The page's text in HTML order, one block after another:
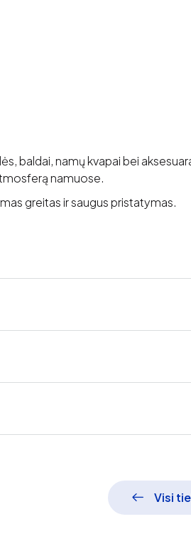
baldai, namų kvapai bei
namuose.
greitas ir saugus pristatymas.
Visi